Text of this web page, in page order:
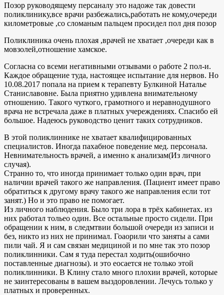
Позор руководящему персаналу это надоже так довести
поликлинику,все врачи разбежались,работать не кому,очереди
километровые ,со сломаным пальцем просидел пол дня позор
Поликлиника очень плохая ,врачей не хватает ,очереди как в
мовзолей,отношение хамское.
Согласна со всеми негативными отзывами о работе 2 пол-и.
Каждое обращение туда, настоящее испытание для нервов. Но
10.08.2017 попала на прием к терапевту Булкиной Наталье
Станиславовне. Была приятно удивлена внимательному
отношению. Такого чуткого, грамотного и неравнодушного
врача не встречала даже в платных учереждениях. Спасибо ей
большое. Надеюсь руководство ценит таких сотрудников.
В этой поликлиннике не хватает квалифицированных
специалистов. Иногда пахабное поведение мед. персонала.
Невнимательность врачей, а именно к анализам(Из личного
случая).
Странно то, что иногда принимает только один врач, при
наличии врачей такого же направления. (Пациент имеет право
обратиться к другому врачу такого же направления если тот
занят.) Но и это право не помогает.
Из личного наблюдения. Было три лора в трёх кабинетах. из
них работал тольео один. Все остальные просто сидели. При
обращении к ним, в следмтвии большой очереди из записи и
без, никто из них не принимал. Гоаорили что заняты а сами
пили чай. Я и сам связан медициной и по мне так это позор
поликлинники. Сам я туда перестал ходить(ошибочно
поставленные диагнозы). и это еосается не только этой
поликлинники. В Клину стало много плохии врачей, которые
не заинтересованы в вашем выздоровлении. Лечусь только у
платных и проверенных.